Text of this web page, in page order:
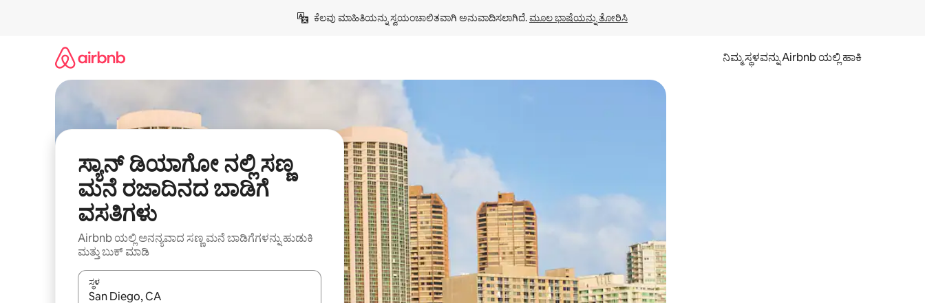
ಕೆಲವು ಮಾಹಿತಿಯನ್ನು ಸ್ವಯಂಚಾಲಿತವಾಗಿ ಅನುವಾದಿಸಲಾಗಿದೆ. ಮೂಲ ಭಾಷೆಯನ್ನು ತೋರಿಸಿ
ನಿಮ್ಮ ಸ್ಥಳವನ್ನು Airbnb ಯಲ್ಲಿ ಹಾಕಿ
ಸ್ಯಾನ್ ಡಿಯಾಗೋ ನಲ್ಲಿ ಸಣ್ಣ
ಮನೆ ರಜಾದಿನದ ಬಾಡಿಗೆ
ವಸತಿಗಳು
Airbnb ಯಲ್ಲಿ ಅನನ್ಯವಾದ ಸಣ್ಣ ಮನೆ ಬಾಡಿಗೆಗಳನ್ನು ಹುಡುಕಿ
ಮತ್ತು ಬುಕ್ ಮಾಡಿ
ಸ್ಥಳ
ಫಲಿತಾಂಶಗಳು ಲಭ್ಯವಿರುವಾಗ, ಅಪ್ ಮತ್ತು ಡೌನ್ ಬಾಣದ ಕೀಲಿಗಳೊಂದಿಗೆ ನ್ಯಾವಿಗೇಟ್ ಮಾಡಿ ಅಥವಾ ಸ್ಪರ್ಶ ಅಥವಾ ಸ್ವೈಪ್ ಗೆಸ್ಚರ್‌ಗಳ ಮೂಲಕ ಅನ್ವೇಷಿಸಿ.